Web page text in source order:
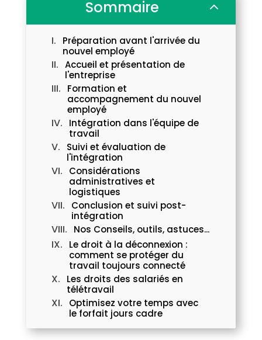
Sommaire 2
Préparation avant l'arrivée du
nouvel employé
Accueil et présentation de
l'entreprise
Formation et
accompagnement du nouvel
employé
Intégration dans l'équipe de
travail
Suivi et évaluation de
l'intégration
Considérations
administratives et
logistiques
Conclusion et suivi post-
intégration
Nos Conseils, outils, astuces...
Le droit à la déconnexion :
comment se protéger du
travail toujours connecté
Les droits des salariés en
télétravail
Optimisez votre temps avec
le forfait jours cadre